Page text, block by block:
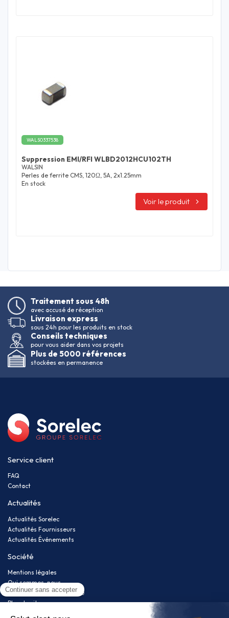
WALS0337538
Suppression EMI/RFI WLBD2012HCU102TH
WALSIN
Perles de ferrite CMS, 120Ω, 5A, 2x1.25mm
En stock
Voir le produit
Traitement sous 48h
avec accusé de réception
Livraison express
sous 24h pour les produits en stock
Conseils techniques
pour vous aider dans vos projets
Plus de 5000 références
stockées en permanence
Service client
FAQ
Contact
Actualités
Actualités Sorelec
Actualités Fournisseurs
Actualités Événements
Société
Mentions légales
Qui sommes-nous
Politique de confidentialité
Plan du site